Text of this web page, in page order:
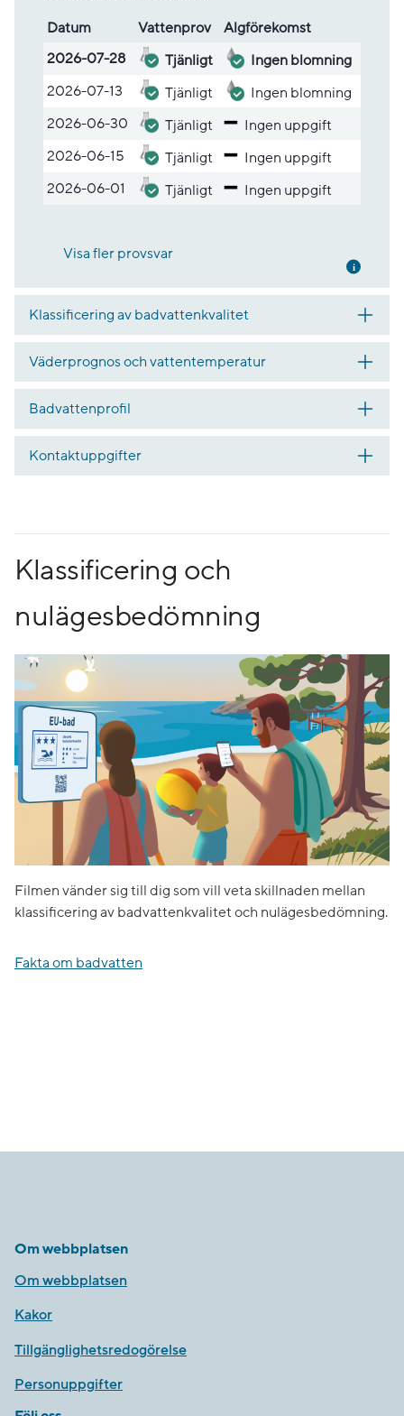
Lista med provsvar
Datum Vatten­prov
Alg­före­komst
2026-07-28
Tjänligt
Ingen blomning
2026-07-13
Tjänligt
Ingen blomning
2026-06-30
Tjänligt
Ingen uppgift
2026-06-15
Tjänligt
Ingen uppgift
2026-06-01
Tjänligt Ingen uppgift
Visa fler provsvar Mer
Klassificering av badvattenkvalitet
Väderprognos och vattentemperatur
Badvattenprofil
Kontaktuppgifter
Klassificering och
nulägesbedömning
Filmen vänder sig till dig som vill veta skillnaden mellan
klassificering av badvattenkvalitet och nulägesbedömning.
Fakta om badvatten
Om webbplatsen
Om webbplatsen
Kakor
Tillgänglighetsredogörelse
Personuppgifter